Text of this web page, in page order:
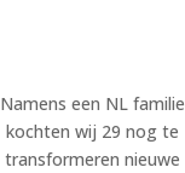
Namens een NL familie
kochten wij 29 nog te
transformeren nieuwe